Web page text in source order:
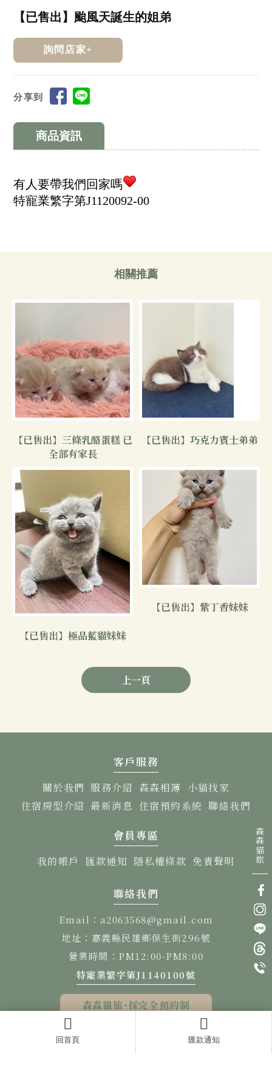
【已售出】颱風天誕生的姐弟
詢問店家+
分享到
商品資訊
有人要帶我們回家嗎
特寵業繁字第J1120092-00
【已售出】三條乳酪蛋糕 已
全部有家長
【已售出】巧克力賓士弟弟
【已售出】極品藍貓妹妹
【已售出】紫丁香妹妹
上一頁
回首頁 匯款通知
客戶服務
關於我們 服務介紹 森森相簿
小貓找家
住宿房型介紹 最新消息 住宿預約系統 聯絡我們
會員專區
我的帳戶 匯款通知 隱私權條款 免責聲明
聯絡我們
Email：a2063568@gmail.com
地址：嘉義縣民雄鄉保生街296號
營業時間：PM12:00-PM8:00
特寵業繁字第J1140100號
森森貓旅˙採完全預約制
寵物寄宿 民雄鄉寵物寄宿
揚京快客